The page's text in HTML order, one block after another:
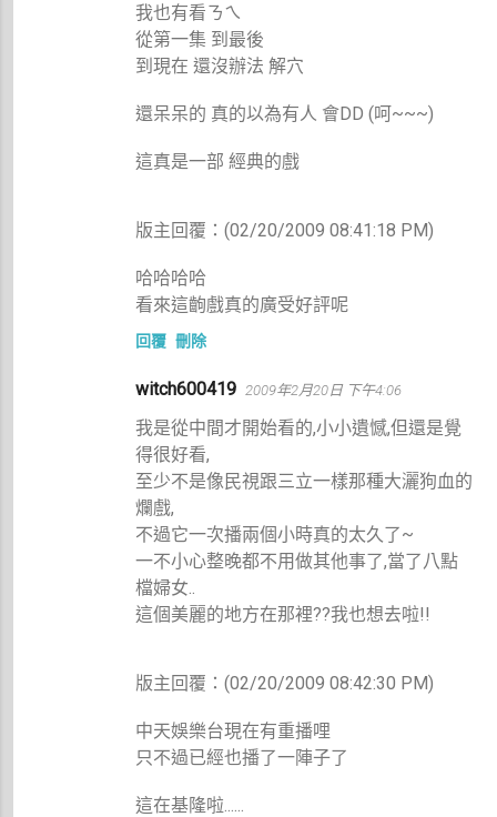
我也有看ㄋㄟ
從第一集 到最後
到現在 還沒辦法 解穴
還呆呆的 真的以為有人 會DD (呵~~~)
這真是一部 經典的戲
版主回覆：(02/20/2009 08:41:18 PM)
哈哈哈哈
看來這齣戲真的廣受好評呢
回覆 刪除
witch600419 2009年2月20日 下午4:06
我是從中間才開始看的,小小遺憾,但還是覺
得很好看,
至少不是像民視跟三立一樣那種大灑狗血的
爛戲,
不過它一次播兩個小時真的太久了~
一不小心整晚都不用做其他事了,當了八點
檔婦女..
這個美麗的地方在那裡??我也想去啦!!
版主回覆：(02/20/2009 08:42:30 PM)
中天娛樂台現在有重播哩
只不過已經也播了一陣子了
這在基隆啦......